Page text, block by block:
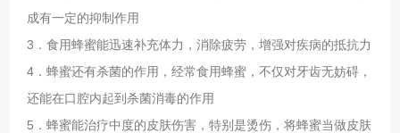
成有一定的抑制作用
3．食用蜂蜜能迅速补充体力，消除疲劳，增强对疾病的抵抗力
4．蜂蜜还有杀菌的作用，经常食用蜂蜜，不仅对牙齿无妨碍，
还能在口腔内起到杀菌消毒的作用
5．蜂蜜能治疗中度的皮肤伤害，特别是烫伤，将蜂蜜当做皮肤